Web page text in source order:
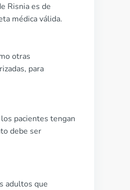
Risnia es de
médica válida.
otras
para
pacientes tengan
debe ser
adultos que